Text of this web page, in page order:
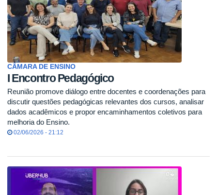
CÂMARA DE ENSINO
I Encontro Pedagógico
Reunião promove diálogo entre docentes e coordenações para
discutir questões pedagógicas relevantes dos cursos, analisar
dados acadêmicos e propor encaminhamentos coletivos para
melhoria do Ensino.
02/06/2026 - 21:12